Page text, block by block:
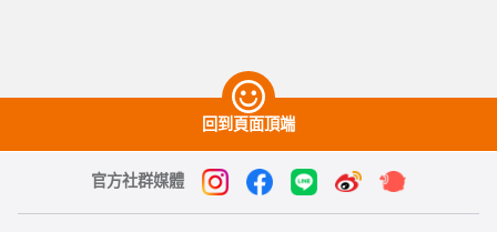
回到頁面頂端
官方社群媒體